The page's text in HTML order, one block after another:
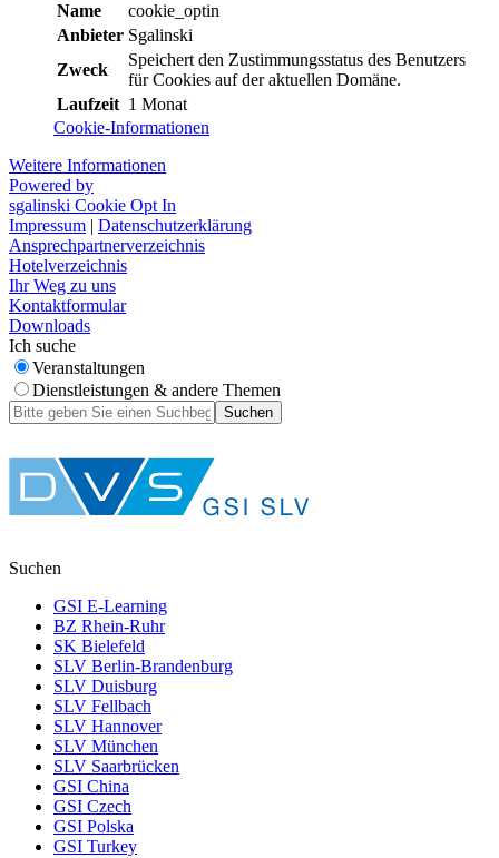
Name
cookie_optin
Anbieter Sgalinski
Zweck
Speichert den Zustimmungsstatus des Benutzers
für Cookies auf der aktuellen Domäne.
Laufzeit 1 Monat
Cookie-Informationen
Weitere Informationen
Powered by
sgalinski Cookie Opt In
Impressum | Datenschutzerklärung
Ansprechpartnerverzeichnis
Hotelverzeichnis
Ihr Weg zu uns
Kontaktformular
Downloads
Ich suche
Veranstaltungen
Dienstleistungen & andere Themen
Suchen
Suchen
GSI E-Learning
BZ Rhein-Ruhr
SK Bielefeld
SLV Berlin-Brandenburg
SLV Duisburg
SLV Fellbach
SLV Hannover
SLV München
SLV Saarbrücken
GSI China
GSI Czech
GSI Polska
GSI Turkey